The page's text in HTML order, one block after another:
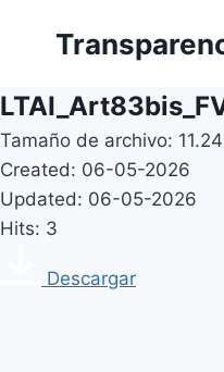
Tamaño de archivo:
Created: 06-05-2026
Updated: 06-05-2026
Hits: 3
Descargar